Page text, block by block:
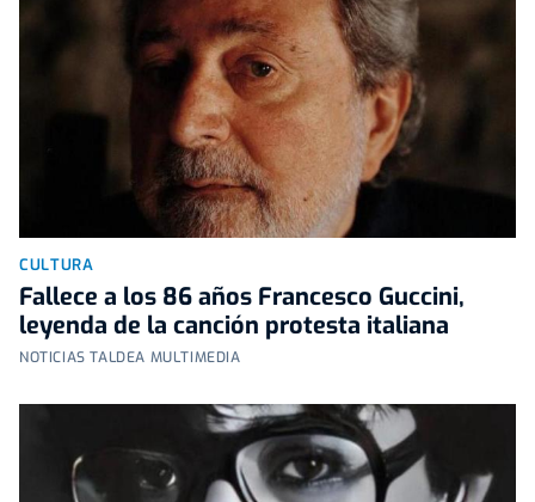
CULTURA
Fallece a los 86 años Francesco Guccini,
leyenda de la canción protesta italiana
NOTICIAS TALDEA MULTIMEDIA